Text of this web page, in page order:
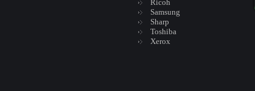
Ricoh
Samsung
Sharp
Toshiba
Xerox